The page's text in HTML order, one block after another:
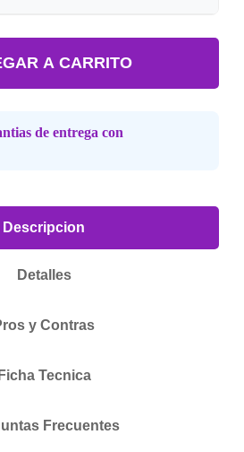
Producto Importado.
Estimado de 7 a 15 dias habiles.
de Devoluciones.
A CARRITO
de entrega con
Descripcion
Detalles
y Contras
Ficha Tecnica
Frecuentes